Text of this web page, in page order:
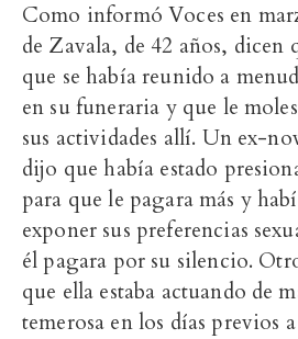
Como informó Voces en
de Zavala, de 42 años, dicen
que se había reunido a
en su funeraria y que le
sus actividades allí. Un ex-
dijo que había estado
para que le pagara más y
exponer sus preferencias
él pagara por su silencio.
que ella estaba actuando de
temerosa en los días previos